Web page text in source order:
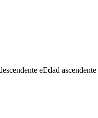
eEdad ascendente